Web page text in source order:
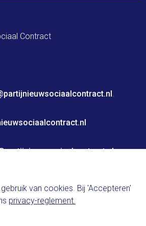
Contract
.
van cookies. Bij 'Accepteren'
privacy-reglement.